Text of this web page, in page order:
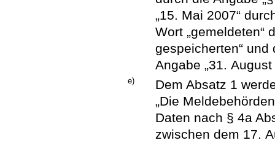
„15. Mai 2007“
Wort „gemeldeten“
gespeicherten“ und
Angabe „31.
e)
Dem Absatz 1
„Die
Daten nach § 4a
zwischen dem 17.